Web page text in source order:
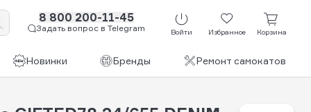
8 800 200-11-45
Задать вопрос в Telegram Войти Избранное Корзина
Новинки Бренды Ремонт самокатов